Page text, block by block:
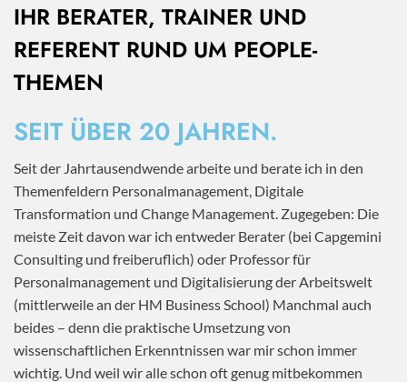
IHR BERATER, TRAINER UND
REFERENT RUND UM PEOPLE-
THEMEN
SEIT ÜBER 20 JAHREN.
Seit der Jahrtausendwende arbeite und berate ich in den
Themenfeldern Personalmanagement, Digitale
Transformation und Change Management. Zugegeben: Die
meiste Zeit davon war ich entweder Berater (bei Capgemini
Consulting und freiberuflich) oder Professor für
Personalmanagement und Digitalisierung der Arbeitswelt
(mittlerweile an der HM Business School) Manchmal auch
beides – denn die praktische Umsetzung von
wissenschaftlichen Erkenntnissen war mir schon immer
wichtig. Und weil wir alle schon oft genug mitbekommen